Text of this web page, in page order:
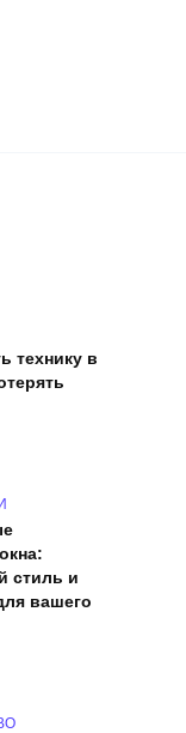
технику в
стиль и
вашего